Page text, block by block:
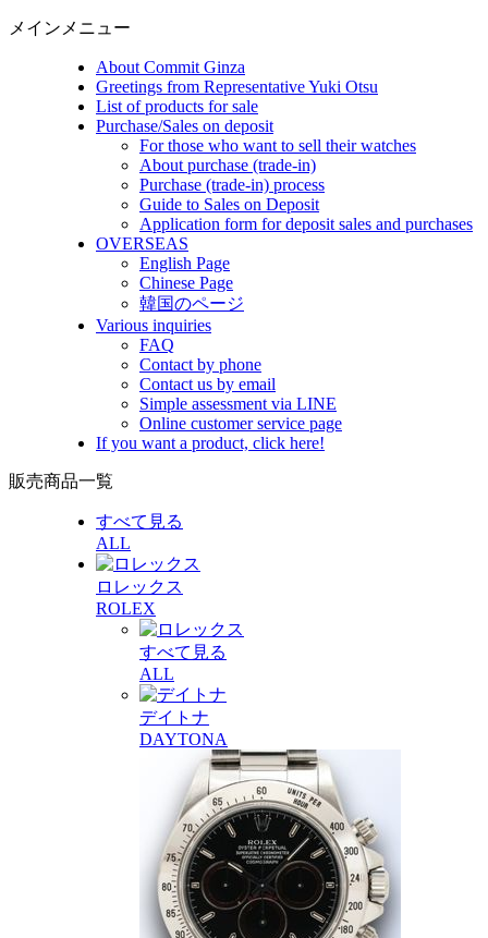
メインメニュー
About Commit Ginza
Greetings from Representative Yuki Otsu
List of products for sale
Purchase/Sales on deposit
For those who want to sell their watches
About purchase (trade-in)
Purchase (trade-in) process
Guide to Sales on Deposit
Application form for deposit sales and purchases
OVERSEAS
English Page
Chinese Page
韓国のページ
Various inquiries
FAQ
Contact by phone
Contact us by email
Simple assessment via LINE
Online customer service page
If you want a product, click here!
販売商品一覧
すべて見る
ALL
ロレックス
ROLEX
すべて見る
ALL
デイトナ
DAYTONA